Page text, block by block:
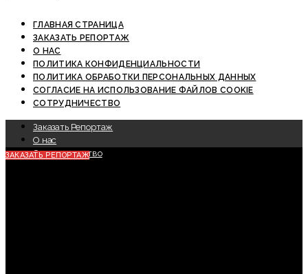
ГЛАВНАЯ СТРАНИЦА
ЗАКАЗАТЬ РЕПОРТАЖ
О НАС
ПОЛИТИКА КОНФИДЕНЦИАЛЬНОСТИ
ПОЛИТИКА ОБРАБОТКИ ПЕРСОНАЛЬНЫХ ДАННЫХ
СОГЛАСИЕ НА ИСПОЛЬЗОВАНИЕ ФАЙЛОВ COOKIE
СОТРУДНИЧЕСТВО
Заказать Репортаж
О нас
Сотрудничество
ЗАКАЗАТЬ РЕПОРТАЖ